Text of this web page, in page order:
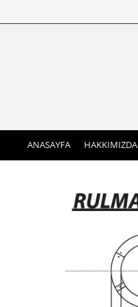
ANASAYFA(current)
HAKKIMIZDA